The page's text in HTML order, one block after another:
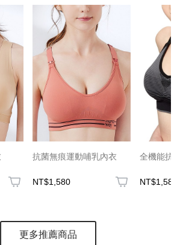
抗菌無痕運動哺乳內衣
NT$1,580
全機能抗
NT$1,580
更多推薦商品